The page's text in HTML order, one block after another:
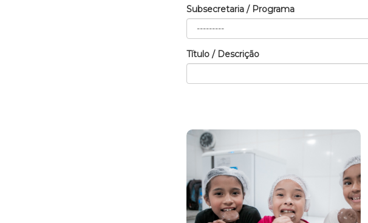
Subsecretaria / Programa
Título / Descrição